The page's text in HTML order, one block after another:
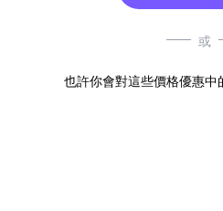
或
也許你會對這些價格優惠中